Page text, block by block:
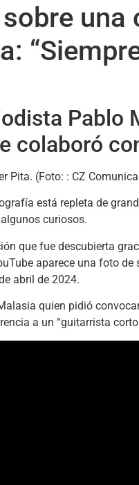
colaboró
está repleta de
curiosos.
que fue descubierta
aparece una foto
abril de 2024.
quien pidió
a un “guitarrista corto